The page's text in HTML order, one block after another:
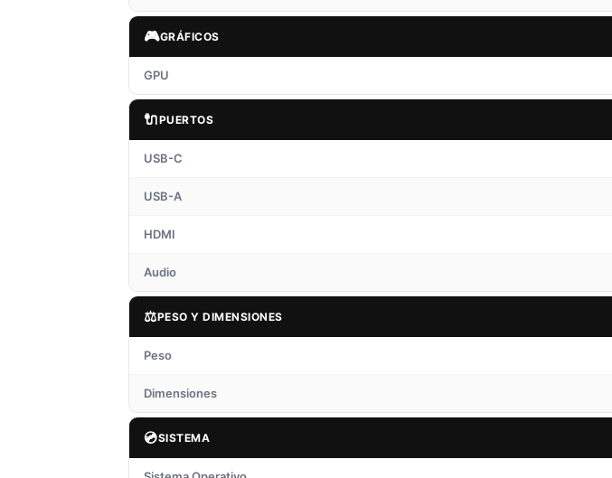
🎮GRÁFICOS
GPU
🔌PUERTOS
USB-C
USB-A
HDMI
Audio
⚖️PESO Y DIMENSIONES
Peso
Dimensiones
💿SISTEMA